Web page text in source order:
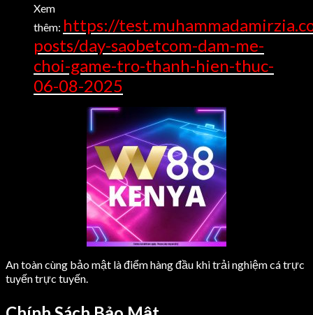
Xem
thêm: https://
posts/day-saobetcom-dam-me-
choi-game-tro-thanh-hien-thuc-
06-08-2025
An toàn cùng bảo mật là điểm hàng đầu khi trải nghiệm cá trực
tuyến trực tuyến.